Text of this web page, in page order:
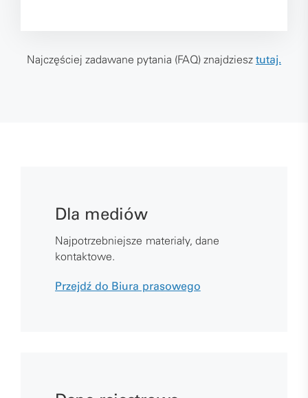
Najczęściej zadawane pytania (FAQ) znajdziesz tutaj.
Dla mediów
Najpotrzebniejsze materiały, dane
kontaktowe.
Przejdź do Biura prasowego